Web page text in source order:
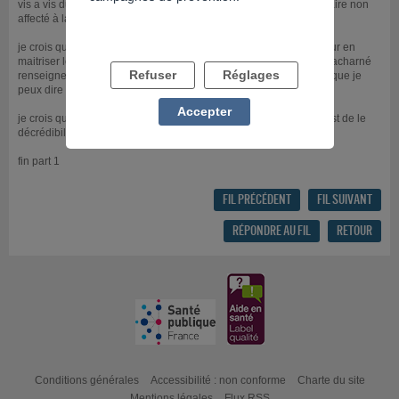
vis a vis du grand public,ainsi que certains petit et grand propriétaire non
affecté à la racine du milieu hippique jeu.
je crois que pour le plus grand corps de métier il faut 7 à 8ans pour en
maitriser les bases et commencer à en vivre..après 15ans de jeu acharné
renseignement culture et connaissance fondamental du jeu hippique je
peux dire qu'un gamin de 10ans ferait mieux que moi à ce jour.
je crois que la meilleur façon de faire arrêter au gens de jouer c'est de le
décrédibiliser,
fin part 1
FIL PRÉCÉDENT FIL SUIVANT
RÉPONDRE AU FIL RETOUR
Conditions générales Accessibilité : non conforme
Charte du site
Refuser Réglages
Accepter